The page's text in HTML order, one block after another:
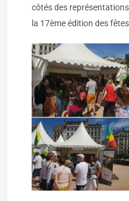
côtés des
la 17ème édition des